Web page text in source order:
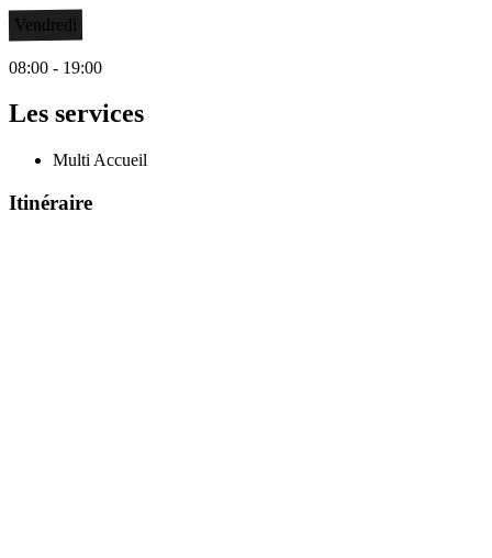
Vendredi
08:00 - 19:00
Les services
Multi Accueil
Itinéraire